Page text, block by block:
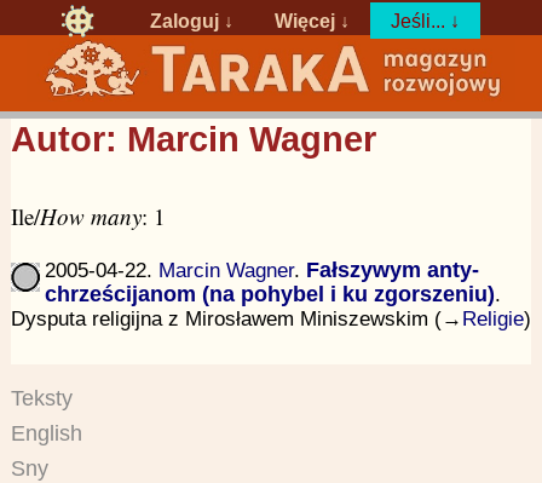
Zaloguj ↓ Więcej ↓ Jeśli... ↓
Autor: Marcin Wagner
Ile/How many: 1
2005-04-22. Marcin Wagner. Fałszywym anty-
chrześcijanom (na pohybel i ku zgorszeniu).
Dysputa religijna z Mirosławem Miniszewskim (→ Religie)
Teksty
English
Sny